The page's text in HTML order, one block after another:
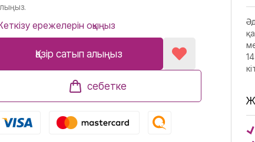
ережелерін оқыңыз
Қазір сатып алыңыз
себетке